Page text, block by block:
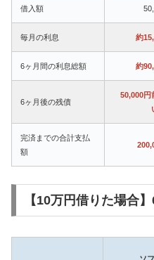
借入額
毎月の利息 約
6ヶ月間の利息総額 約
6ヶ月後の残債
50,000円
完済までの合計支払
額
【10万円借りた場合